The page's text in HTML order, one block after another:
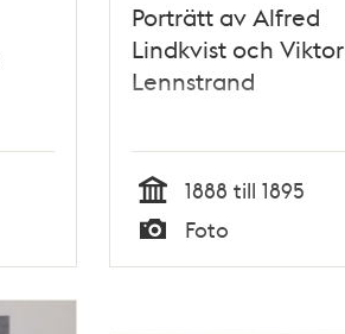
Porträtt av Alfred
Lindkvist och Viktor
Lennstrand
Tid
1888 till 1895
Typ
Foto